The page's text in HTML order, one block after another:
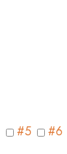
#5
#6